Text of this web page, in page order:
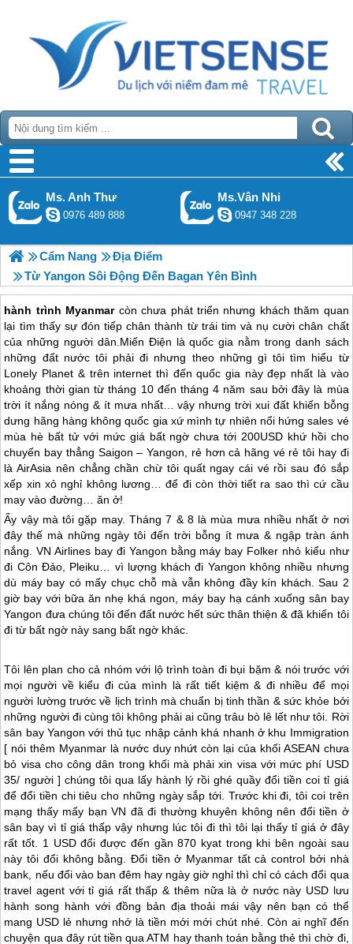
Ms. Anh Thư
0976 489 888
Ms.Vân Nhi
0947 348 228
Cẩm Nang
Địa Điểm
Từ Yangon Sôi Động Đến Bagan Yên Bình
hành trình Myanmarcòn chưa phát triển nhưng khách thăm quan
lại tìm thấy sự đón tiếp chân thành từ trái tim và nụ cười chân chất
của những người dân.Miến Điện là quốc gia nằm trong danh sách
những đất nước tôi phải đi nhưng theo những gì tôi tìm hiểu từ
Lonely Planet & trên internet thì đến quốc gia này đẹp nhất là vào
khoảng thời gian từ tháng 10 đến tháng 4 năm sau bởi đây là mùa
trời ít nắng nóng & ít mưa nhất… vậy nhưng trời xui đất khiến bỗng
dưng hãng hàng không quốc gia xứ mình tự nhiên nổi hứng sales vé
mùa hè bất tử với mức giá bất ngờ chưa tới 200USD khứ hồi cho
chuyến bay thẳng Saigon – Yangon, rẻ hơn cả hãng vé rẻ tôi hay đi
là AirAsia nên chẳng chần chừ tôi quất ngay cái vé rồi sau đó sắp
xếp xin xỏ nghỉ không lương… để đi còn thời tiết ra sao thì cứ cầu
may vào đường… ăn ở!
Ấy vậy mà tôi gặp may. Tháng 7 & 8 là mùa mưa nhiều nhất ở nơi
đây thế mà những ngày tôi đến trời bỗng ít mưa & ngập tràn ánh
nắng. VN Airlines bay đi Yangon bằng máy bay Folker nhỏ kiểu như
đi Côn Đảo, Pleiku… vì lượng khách đi Yangon không nhiều nhưng
dù máy bay có mấy chục chỗ mà vẫn không đầy kín khách. Sau 2
giờ bay với bữa ăn nhẹ khá ngon, máy bay hạ cánh xuống sân bay
Yangon đưa chúng tôi đến đất nước hết sức thân thiện & đã khiến tôi
đi từ bất ngờ này sang bất ngờ khác.
Tôi lên plan cho cả nhóm với lộ trình toàn đi bụi bặm & nói trước với
mọi người về kiểu đi của mình là rất tiết kiệm & đi nhiều để mọi
người lường trước về lịch trình mà chuẩn bị tinh thần & sức khỏe bởi
những người đi cùng tôi không phải ai cũng trâu bò lê lết như tôi. Rời
sân bay Yangon với thủ tục nhập cảnh khá nhanh ở khu Immigration
[ nói thêm Myanmar là nước duy nhứt còn lại của khối ASEAN chưa
bỏ visa cho công dân trong khối mà phải xin visa với mức phí USD
35/ người ] chúng tôi qua lấy hành lý rồi ghé quầy đổi tiền coi tỉ giá
để đổi tiền chi tiêu cho những ngày sắp tới. Trước khi đi, tôi coi trên
mạng thấy mấy bạn VN đã đi thường khuyên không nên đổi tiền ở
sân bay vì tỉ giá thấp vậy nhưng lúc tôi đi thì tôi lại thấy tỉ giá ở đây
rất tốt. 1 USD đổi được đến gần 870 kyat trong khi bên ngoài sau
này tôi đổi không bằng. Đổi tiền ở Myanmar tất cả control bởi nhà
bank, nếu đổi vào ban đêm hay ngày giờ nghỉ thì chỉ có cách đổi qua
travel agent với tỉ giá rất thấp & thêm nữa là ở nước này USD lưu
hành song hành với đồng bản địa thoải mái vậy nên bạn có thể
mang USD lẻ nhưng nhớ là tiền mới mới chút nhé. Còn ai nghĩ đến
chuyện qua đây rút tiền qua ATM hay thanh toán bằng thẻ thì chờ đi,